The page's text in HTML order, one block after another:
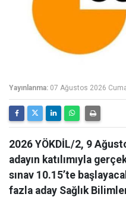
Yayınlanma: 07 Ağustos 2026
2026 YÖKDİL/2, 9
adayın katılımıyla
sınav 10.15’te
fazla aday Sağlık